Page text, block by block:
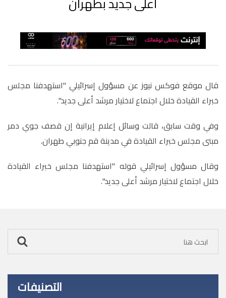
قال موقع فوكس نيوز عن مسؤول إسرائيلي "استهدفنا مجلس
خبراء القيادة خلال اجتماع لاختيار مرشد أعلى جديد".
وفي وقت سابق، قالت وسائل إعلام إيرانية إن قصف جوي دمر
مبنى مجلس خبراء القيادة في مدينة قم جنوبي طهران.
وقال مسؤول إسرائيلي قوله "استهدفنا مجلس خبراء القيادة
خلال اجتماع لاختيار مرشد أعلى جديد".
التصنيفات